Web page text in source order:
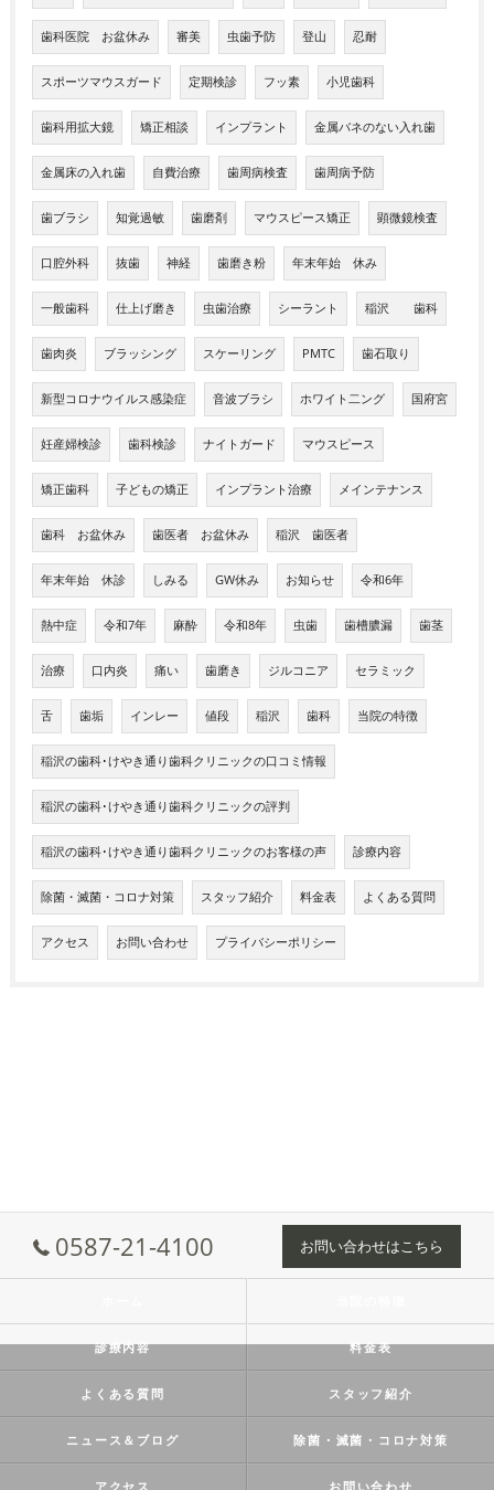
歯科医院 お盆休み 審美 虫歯予防 登山 忍耐
スポーツマウスガード 定期検診 フッ素 小児歯科
歯科用拡大鏡 矯正相談 インプラント 金属バネのない入れ歯
金属床の入れ歯 自費治療 歯周病検査 歯周病予防
歯ブラシ 知覚過敏 歯磨剤 マウスピース矯正 顕微鏡検査
口腔外科 抜歯 神経 歯磨き粉 年末年始 休み
一般歯科 仕上げ磨き 虫歯治療 シーラント 稲沢 歯科
歯肉炎 ブラッシング スケーリング PMTC 歯石取り
新型コロナウイルス感染症 音波ブラシ ホワイト二ング 国府宮
妊産婦検診 歯科検診 ナイトガード マウスピース
矯正歯科 子どもの矯正 インプラント治療 メインテナンス
歯科 お盆休み 歯医者 お盆休み 稲沢 歯医者
年末年始 休診 しみる GW休み お知らせ 令和6年
熱中症 令和7年 麻酔 令和8年 虫歯 歯槽膿漏 歯茎
治療 口内炎 痛い 歯磨き ジルコニア セラミック
舌 歯垢 インレー 値段 稲沢 歯科 当院の特徴
稲沢の歯科･けやき通り歯科クリニックの口コミ情報
稲沢の歯科･けやき通り歯科クリニックの評判
稲沢の歯科･けやき通り歯科クリニックのお客様の声 診療内容
除菌・滅菌・コロナ対策 スタッフ紹介 料金表 よくある質問
アクセス お問い合わせ プライバシーポリシー
0587-21-4100 お問い合わせはこちら
診療内容 料金表
よくある質問 スタッフ紹介
ニュース＆ブログ 除菌・滅菌・コロナ対策
アクセス お問い合わせ